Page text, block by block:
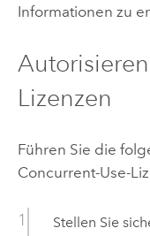
Informationen zu
Lizenzen
Führen Sie die
Concurrent-Use-
Stellen Sie